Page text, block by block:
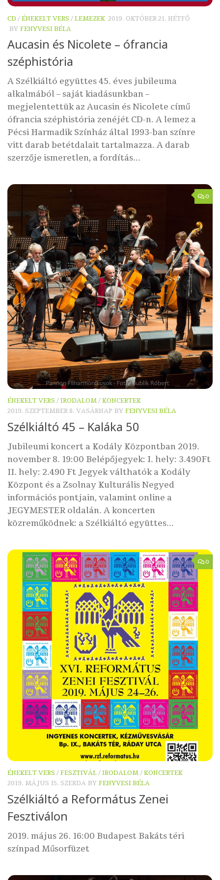
CD /ÉNEKELT VERS /LEMEZEK 2019. OKTÓBER 21. HÉTFŐ
BY FENYVESI BÉLA
Aucasin és Nicolete – ófrancia
széphistória
A Szélkiáltó együttes 45. éves jubileuma
alkalmából – saját kiadásunkban –
megjelentettük az Aucasin és Nicolete című
ófrancia széphistória zenéjét CD-n. A lemez a
Pécsi Harmadik Színház által 1993-ban színre
vitt darab betétdalait tartalmazza. A darab
szerzője ismeretlen, a fordítás...
0
ÉNEKELT VERS /IRODALOM/KONCERTEK
2019. SZEPTEMBER 8. VASÁRNAP BY FENYVESI BÉLA
Szélkiáltó 45 – Kaláka 50
Jubileumi koncert a Kodály Központban 2019.
november 8. 19:00 Belépőjegyek: I. hely: 3.490Ft
II. hely: 2.490 Ft Jegyek válthatók a Kodály
Központ és a Zsolnay Kulturális Negyed
információs pontjain, valamint online a
JEGYMESTER oldalán. A koncerten
közreműködnek: a Szélkiáltó együttes...
0
ÉNEKELT VERS /FESZTIVÁL/IRODALOM/KONCERTEK
2019. MÁJUS 15. SZERDA BY FENYVESI BÉLA
Szélkiáltó a Református Zenei
Fesztiválon
2019. május 26. 16:00 Budapest Bakáts téri
színpad Műsorfüzet